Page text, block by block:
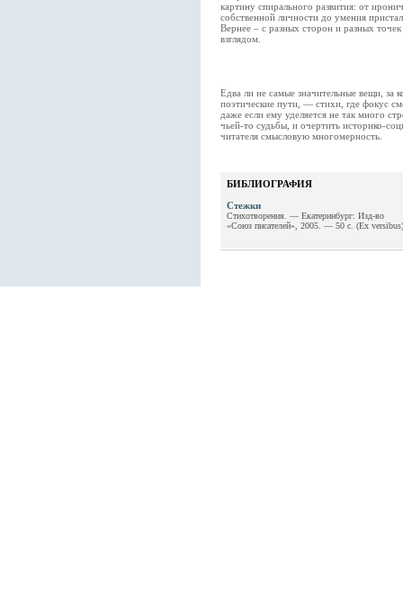
картину спирального развития: от
собственной личности до умения
Вернее – с разных сторон и разных
взглядом.
Едва ли не самые значительные вещи, за
поэтические пути, — стихи, где фокус
даже если ему уделяется не так много
чьей-то судьбы, и очертить историко-
читателя смысловую многомерность.
БИБЛИОГРАФИЯ
Стежки
Стихотворения. — Екатеринбург: Изд-во
«Союз писателей», 2005. — 50 с. (Ex versibus)